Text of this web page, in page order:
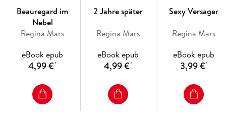
Beauregard im
Nebel
Regina Mars
eBook epub
4,99 €*
2 Jahre später
Regina Mars
eBook epub
4,99 €*
Sexy Versager
Regina Mars
eBook epub
3,99 €*